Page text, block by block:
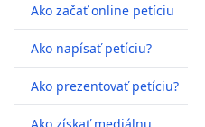
Ako začať online petíciu
Ako napísať petíciu?
Ako prezentovať petíciu?
Ako získať mediálnu